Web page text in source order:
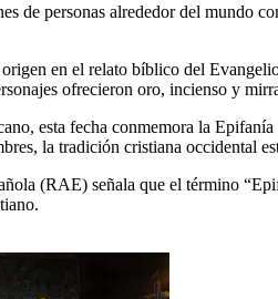
de personas alrededor del mundo
en el relato bíblico del
ofrecieron oro, incienso y
esta fecha conmemora la
la tradición cristiana occidental
(RAE) señala que el término